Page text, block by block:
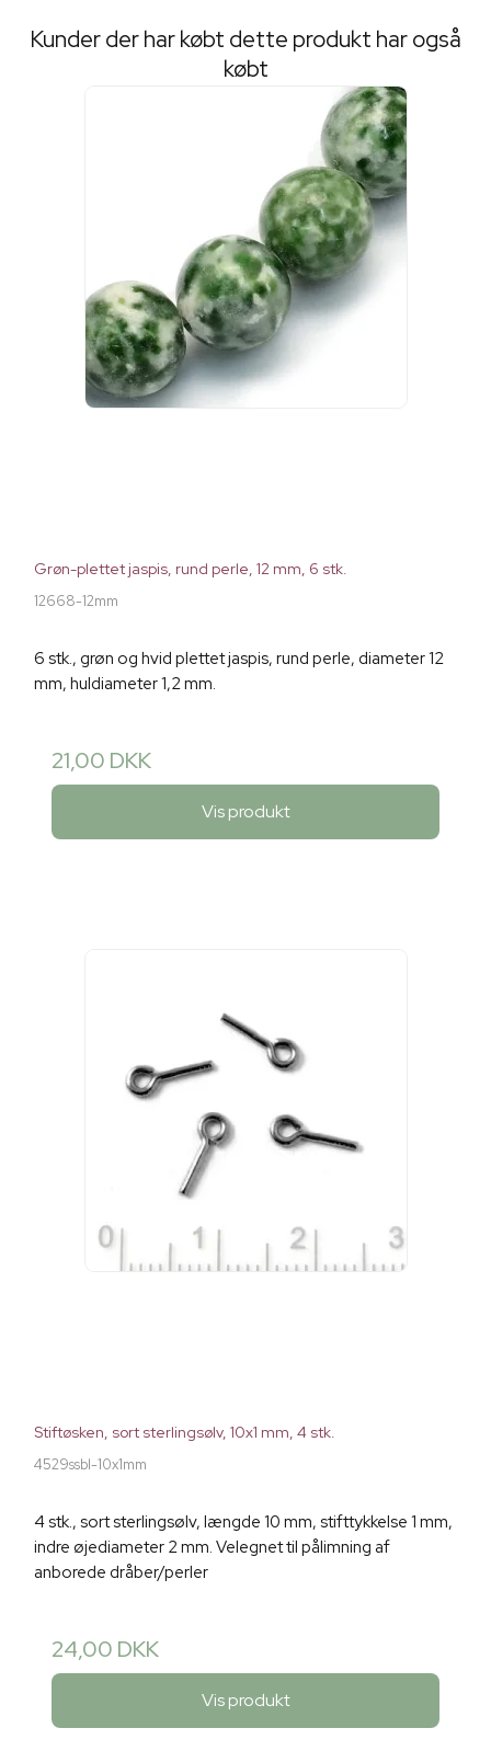
Kunder der har købt dette produkt har også
købt
Grøn-plettet jaspis, rund perle, 12 mm, 6 stk.
12668-12mm
6 stk., grøn og hvid plettet jaspis, rund perle, diameter 12
mm, huldiameter 1,2 mm.
21,00 DKK
Vis produkt
Stiftøsken, sort sterlingsølv, 10x1 mm, 4 stk.
4529ssbl-10x1mm
4 stk., sort sterlingsølv, længde 10 mm, stifttykkelse 1 mm,
indre øjediameter 2 mm. Velegnet til pålimning af
anborede dråber/perler
24,00 DKK
Vis produkt